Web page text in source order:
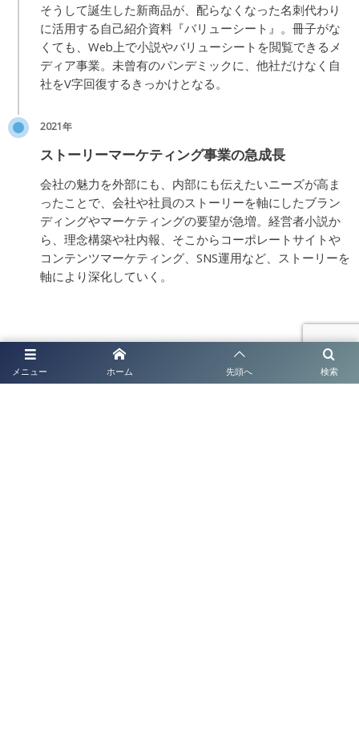
そうして誕生した新商品が、配らなくなった名刺代わり
に活用する自己紹介資料『バリューシート』。冊子がな
くても、Web上で小説やバリューシートを閲覧できるメ
ディア事業。未曾有のパンデミックに、他社だけなく自
社をV字回復するきっかけとなる。
2021年
ストーリーマーケティング事業の急成長
会社の魅力を外部にも、内部にも伝えたいニーズが高ま
ったことで、会社や社員のストーリーを軸にしたブラン
ディングやマーケティングの要望が急増。経営者小説か
ら、理念構築や社内報、そこからコーポレートサイトや
コンテンツマーケティング、SNS運用など、ストーリーを
軸により深化していく。
メニュー 検索
ホーム 先頭へ